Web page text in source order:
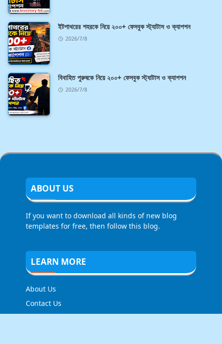
ইটপাথরের শহরকে নিয়ে ২০০+ ফেসবুক স্ট্যাটাস ও ক্যাপশন
2026/7/8
বিবাহিত পুরুষকে নিয়ে ২০০+ ফেসবুক স্ট্যাটাস ও ক্যাপশন
2026/7/8
ABOUT US
If you want to download all kinds of new blog
templates for free, then follow this blog.
LEARN MORE
About Us
Contact Us